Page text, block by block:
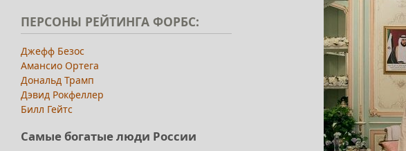
ПЕРСОНЫ РЕЙТИНГА ФОРБС:
Джефф Безос
Амансио Ортега
Дональд Трамп
Дэвид Рокфеллер
Билл Гейтс
Самые богатые люди России